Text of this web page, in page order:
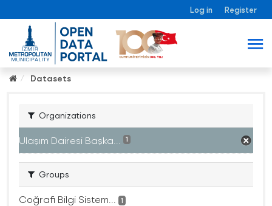
Log in Register
Datasets
Organizations
Ulaşım Dairesi Başka... 1
Groups
Coğrafi Bilgi Sistem... 1